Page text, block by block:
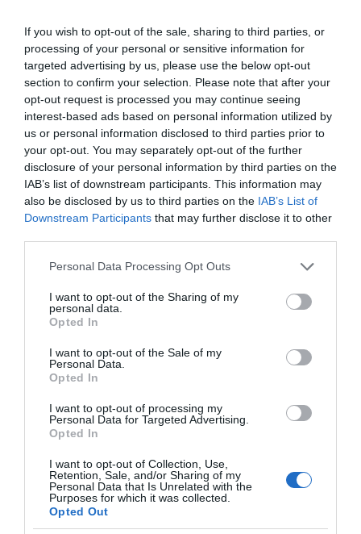
If you wish to opt-out of the sale, sharing to third parties, or
processing of your personal or sensitive information for
targeted advertising by us, please use the below opt-out
section to confirm your selection. Please note that after your
opt-out request is processed you may continue seeing
interest-based ads based on personal information utilized by
us or personal information disclosed to third parties prior to
your opt-out. You may separately opt-out of the further
disclosure of your personal information by third parties on the
IAB’s list of downstream participants. This information may
also be disclosed by us to third parties on the IAB’s List of
Downstream Participants that may further disclose it to other
Please note that this website/app uses one or more Google
not limited to your visit or usage behaviour. You may click to
grant or deny consent to Google and its third-party tags to
use your data for below specified purposes in below Google
consent section.
Personal Data Processing Opt Outs
I want to opt-out of the Sharing of my
personal data.
Opted In
I want to opt-out of the Sale of my
Personal Data.
Opted In
I want to opt-out of processing my
Personal Data for Targeted Advertising.
Opted In
I want to opt-out of Collection, Use,
Retention, Sale, and/or Sharing of my
Personal Data that Is Unrelated with the
Purposes for which it was collected.
Opted Out
VIDCASTS
ΕΠΟΜΕΝΟ ΜΙΑ ΚΑΥΤΗ ΠΑΤΑΤΑ»
Ο κυβερνητικός εκπρόσωπος,